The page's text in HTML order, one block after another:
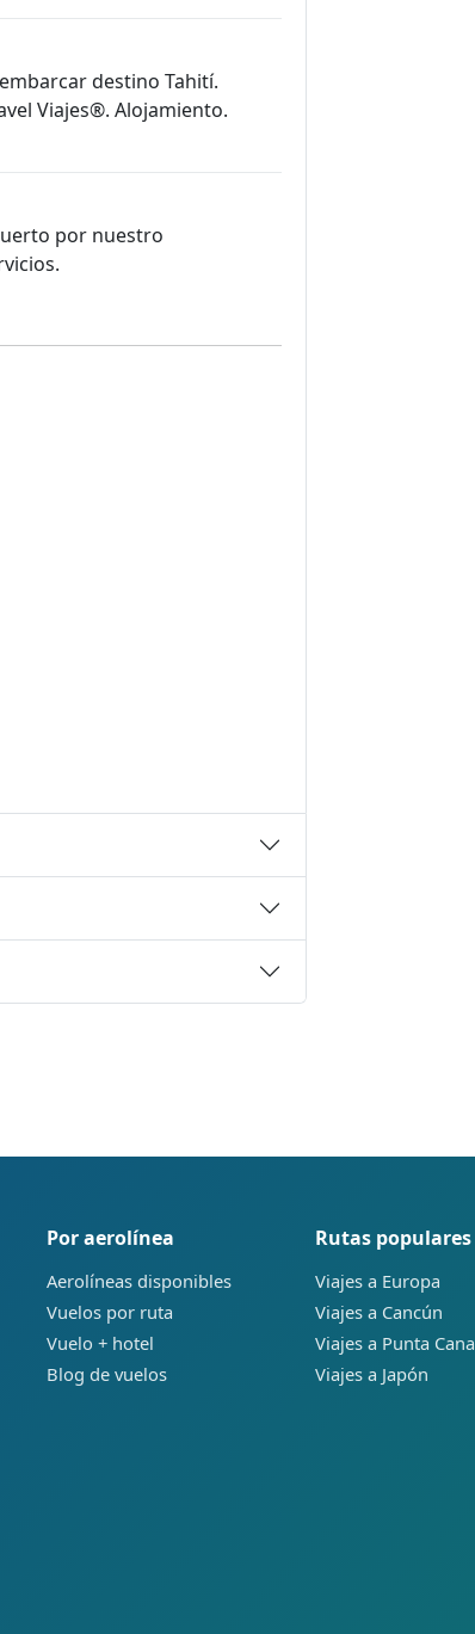
destino Tahití.
Viajes®. Alojamiento.
por nuestro
Por aerolínea
Aerolíneas disponibles
Vuelos por ruta
Vuelo + hotel
Blog de vuelos
Rutas populares
Viajes a Europa
Viajes a Cancún
Viajes a Punta Cana
Viajes a Japón